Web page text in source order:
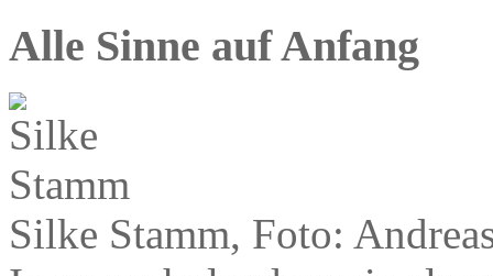
Alle Sinne auf Anfang
Silke Stamm, Foto: